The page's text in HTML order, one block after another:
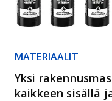
MATERIAALIT
Yksi
kaikkeen sisällä